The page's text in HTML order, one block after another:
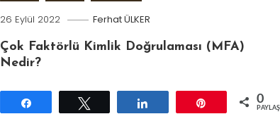
26 Eylül 2022 Ferhat ÜLKER
Çok Faktörlü Kimlik Doğrulaması (MFA)
Nedir?
0